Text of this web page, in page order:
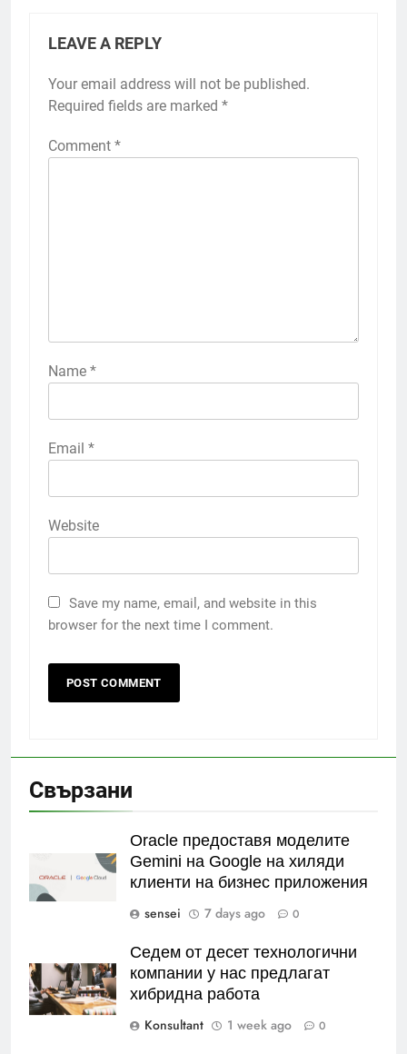
LEAVE A REPLY
Your email address will not be published.
Required fields are marked *
Comment *
Name *
Email *
Website
Save my name, email, and website in this
browser for the next time I comment.
Свързани
Oracle предоставя моделите
Gemini на Google на хиляди
клиенти на бизнес приложения
sensei
7 days ago 0
Седем от десет технологични
компании у нас предлагат
хибридна работа
Konsultant
1 week ago 0